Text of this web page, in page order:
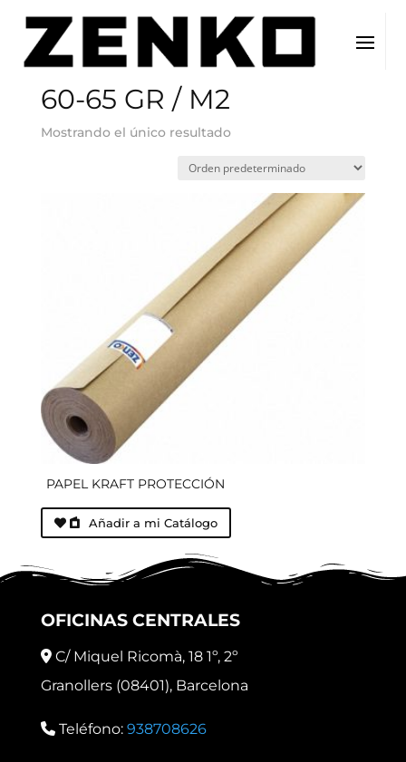
Inicio / Concepto del producto / 60-65 GR / M2
60-65 GR / M2
Mostrando el único resultado
PAPEL KRAFT PROTECCIÓN
Añadir a mi Catálogo
OFICINAS CENTRALES
C/ Miquel Ricomà, 18 1º, 2º
Granollers (08401), Barcelona
Teléfono: 938708626